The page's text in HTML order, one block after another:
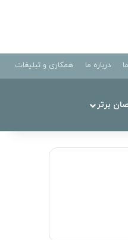
درباره ما همکاری و تبلیغات
برتر